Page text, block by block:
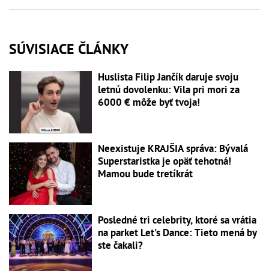
SÚVISIACE ČLÁNKY
Huslista Filip Jančík daruje svoju
letnú dovolenku: Vila pri mori za
6000 € môže byť tvoja!
Neexistuje KRAJŠIA správa: Bývalá
Superstaristka je opäť tehotná!
Mamou bude tretíkrát
Posledné tri celebrity, ktoré sa vrátia
na parket Let's Dance: Tieto mená by
ste čakali?